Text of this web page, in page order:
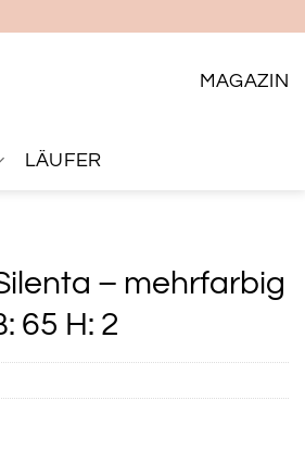
MAGAZIN
LÄUFER
– mehrfarbig
65 H: 2